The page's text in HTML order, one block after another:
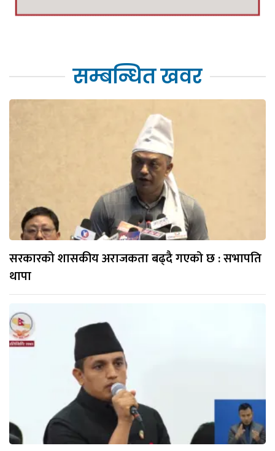
सम्बन्धित खवर
सरकारको शासकीय अराजकता बढ्दै गएको छ : सभापति
थापा